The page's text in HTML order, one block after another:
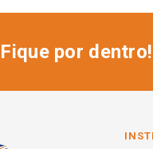
Fique por dentro!